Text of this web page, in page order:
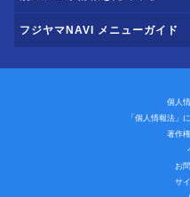
フジヤマNAVI メニューガイド
個人
「個人情報法」
著作
お
サ